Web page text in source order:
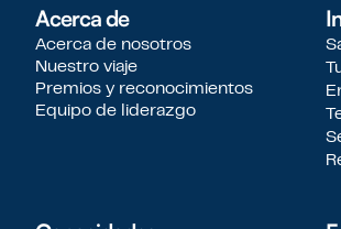
Acerca de
Acerca de nosotros
Nuestro viaje
Premios y reconocimientos
Equipo de liderazgo